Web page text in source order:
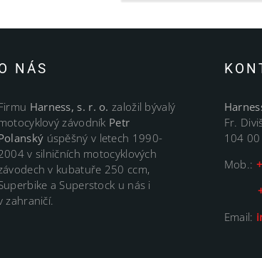
NÁS
Harness, s. r. o.založil bývalý
závodník Petr
úspěšný v letech 1990-
v silničních motocyklových
v kubatuře 250 ccm,
a Superstock u nás i
zahraničí.
Fr.
104
Mob.:
Email: